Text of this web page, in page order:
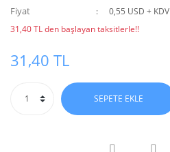
Fiyat
0,55 USD + KDV
31,40 TL den başlayan taksitlerle!!
31,40 TL
SEPETE EKLE